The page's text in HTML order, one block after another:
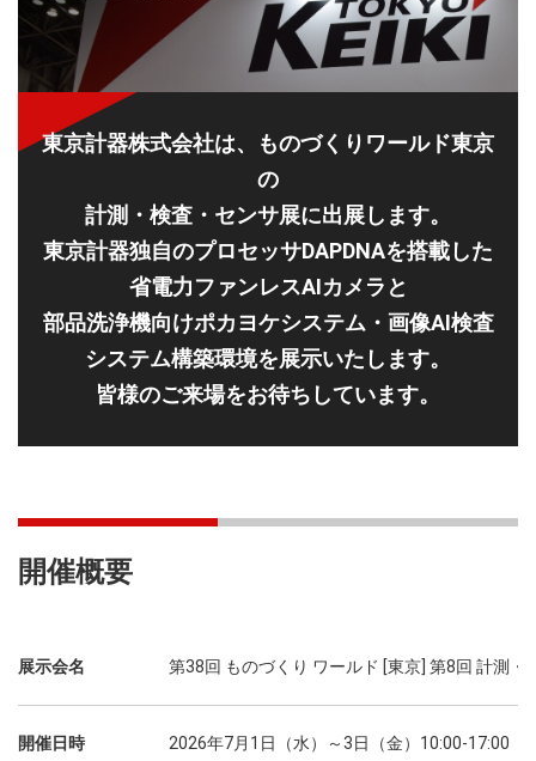
東京計器株式会社は、ものづくりワールド東京
の
計測・検査・センサ展に出展します。
東京計器独自のプロセッサDAPDNAを搭載した
省電力ファンレスAIカメラと
部品洗浄機向けポカヨケシステム・画像AI検査
システム構築環境を展示いたします。
皆様のご来場をお待ちしています。
開催概要
展示会名 第38回 ものづくり ワールド [東京] 第8回 計測・
開催日時 2026年7月1日（水）～3日（金）10:00-17:00